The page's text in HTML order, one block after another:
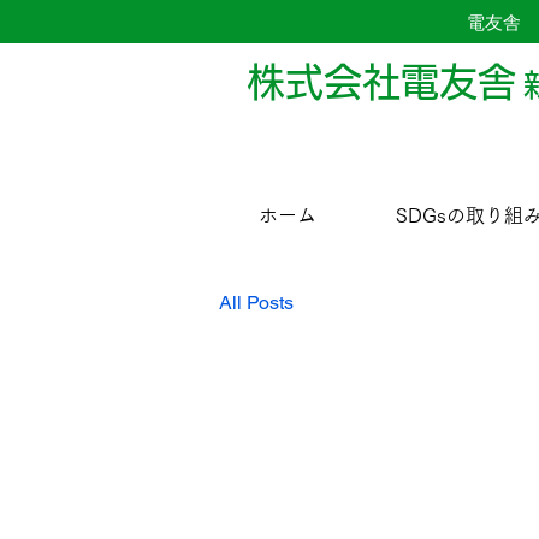
電友舎
株式会社電友舎
ホーム SDGsの取り組
All Posts